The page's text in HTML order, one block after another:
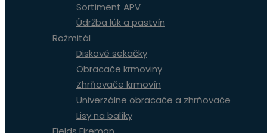
Sortiment APV
Údržba lúk a pastvín
Rožmitál
Diskové sekačky
Obracače krmoviny
Zhrňovače krmovín
Univerzálne obracače a zhrňovače
Lisy na balíky